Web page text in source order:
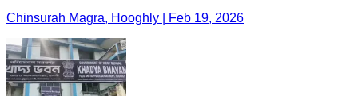
Chinsurah Magra, Hooghly | Feb 19, 2026